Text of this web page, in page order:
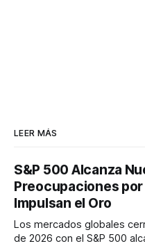
LEER MÁS
S&P 500 Alcanza
Preocupaciones
Impulsan el Oro
Los mercados globales
de 2026 con el S&P 500